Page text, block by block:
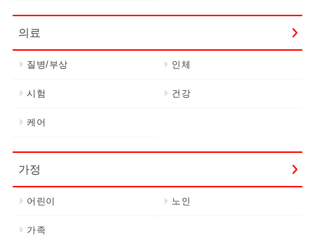
의료
질병/부상 인체
시험 건강
케어
가정
어린이 노인
가족